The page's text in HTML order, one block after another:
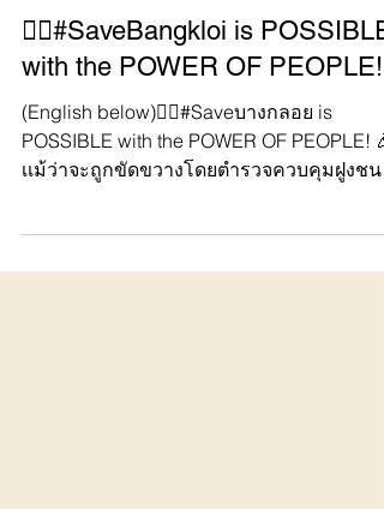
Feb 3, 2022
✊🏻#SaveBangkloi is POSSIBLE
with the POWER OF PEOPLE!
(English below)✊🏻#Saveบางกลอย is
POSSIBLE with the POWER OF PEOPLE! 🎉
ภาคี #Saveบางกลอย...